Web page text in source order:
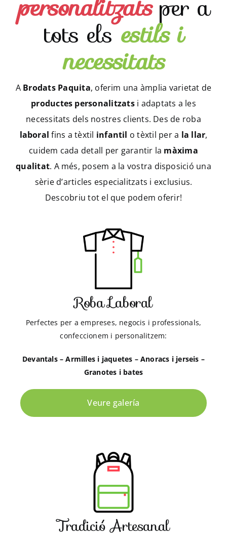
personalitzatsper a
tots elsestils i
necessitats
A Brodats Paquita, oferim una àmplia varietat de
productes personalitzatsi adaptats a les
necessitats dels nostres clients. Des de roba
laboral fins a tèxtil infantil o tèxtil per a la llar,
cuidem cada detall per garantir la màxima
qualitat. A més, posem a la vostra disposició una
sèrie d’articles especialitzats i exclusius.
Descobriu tot el que podem oferir!
Roba Laboral
Perfectes per a empreses, negocis i professionals,
confeccionem i personalitzem:
Devantals – Armilles i jaquetes – Anoracs i jerseis –
Granotes i bates
Veure galería
Tradició Artesanal